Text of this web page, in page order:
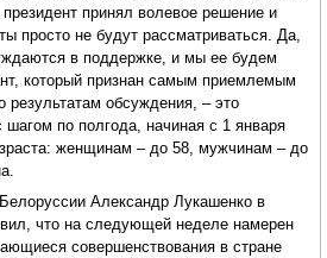
принял волевое решение и
просто не будут рассматриваться. Да,
в поддержке, и мы ее будем
который признан самым приемлемым
результатам обсуждения, – это
по полгода, начиная с 1 января
женщинам – до 58, мужчинам – до
Александр Лукашенко в
что на следующей неделе намерен
совершенствования в стране